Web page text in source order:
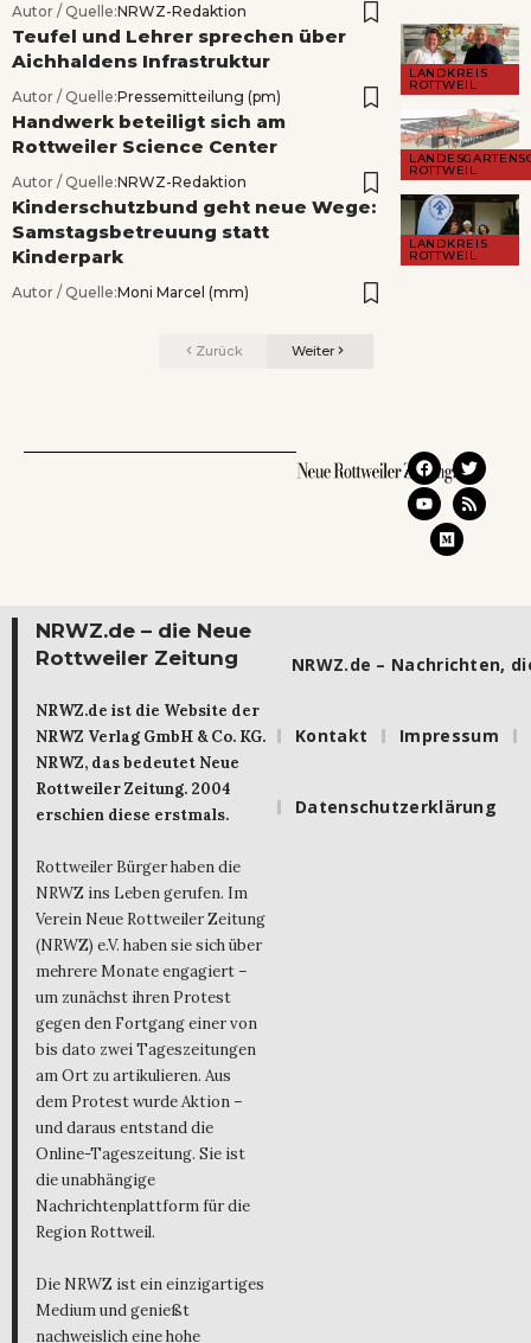
Autor / Quelle:NRWZ-Redaktion
LANDKREIS
ROTTWEIL
Teufel und Lehrer sprechen über
Aichhaldens Infrastruktur
Autor / Quelle:Pressemitteilung (pm)
ROTTWEIL
Handwerk beteiligt sich am
Rottweiler Science Center
Autor / Quelle:NRWZ-Redaktion
LANDKREIS
ROTTWEIL
Kinderschutzbund geht neue Wege:
Samstagsbetreuung statt
Kinderpark
Autor / Quelle:Moni Marcel (mm)
Zurück Weiter
NRWZ.de – die Neue
Rottweiler Zeitung
NRWZ.de ist die Website der
NRWZ Verlag GmbH & Co. KG.
NRWZ, das bedeutet Neue
Rottweiler Zeitung. 2004
erschien diese erstmals.
Rottweiler Bürger haben die
NRWZ ins Leben gerufen. Im
Verein Neue Rottweiler Zeitung
(NRWZ) e.V. haben sie sich über
mehrere Monate engagiert –
um zunächst ihren Protest
gegen den Fortgang einer von
bis dato zwei Tageszeitungen
am Ort zu artikulieren. Aus
dem Protest wurde Aktion –
und daraus entstand die
Online-Tageszeitung. Sie ist
die unabhängige
Nachrichtenplattform für die
Region Rottweil.
Die NRWZ ist ein einzigartiges
Medium und genießt
nachweislich eine hohe
NRWZ.de – Nachrichten,
Kontakt Impressum
Datenschutzerklärung